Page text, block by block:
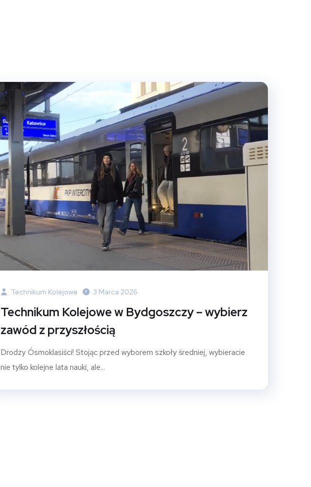
Technikum Kolejowe 3 Marca 2026
Technikum Kolejowe w Bydgoszczy – wybierz
zawód z przyszłością
Drodzy Ósmoklasiści! Stojąc przed wyborem szkoły średniej, wybieracie
nie tylko kolejne lata nauki, ale...